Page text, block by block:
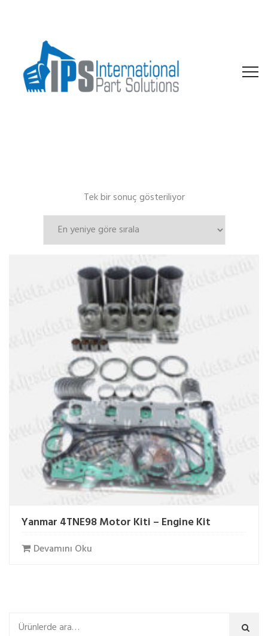
Tek bir sonuç gösteriliyor
Yanmar 4TNE98 Motor Kiti – Engine Kit
Devamını Oku
Ara